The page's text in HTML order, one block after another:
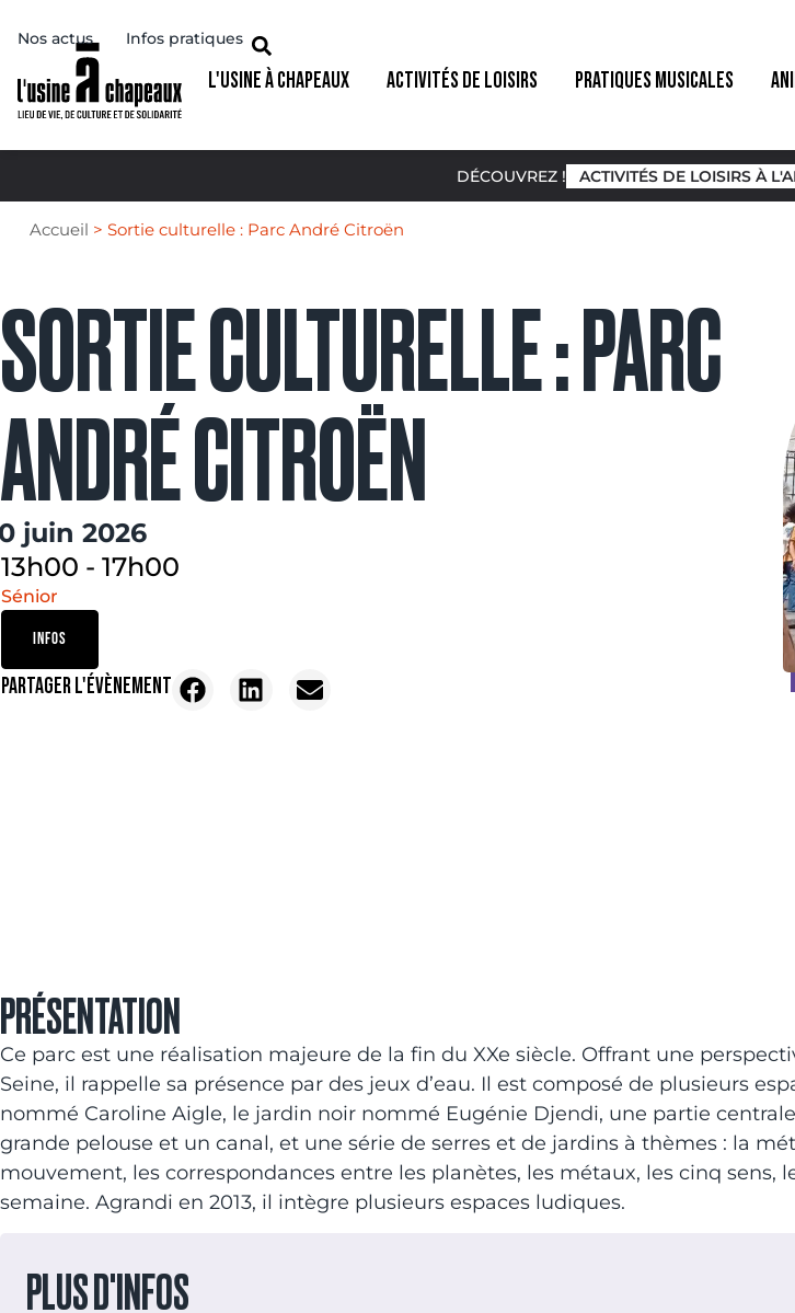
Nos actus Infos pratiques
L'USINE À CHAPEAUX ACTIVITÉS DE LOISIRS PRATIQUES MUSICALES
DÉCOUVREZ ! ACTIVITÉS DE LOISIRS À
Accueil > Sortie culturelle : Parc André Citroën
SORTIE CULTURELLE : PARC
ANDRÉ CITROËN
juin 2026
13h00 - 17h00
Sénior
INFOS
PARTAGER L'ÉVÈNEMENT
PRÉSENTATION
Ce parc est une réalisation majeure de la fin du XXe siècle. Offrant une
Seine, il rappelle sa présence par des jeux d’eau. Il est composé de plusieurs
nommé Caroline Aigle, le jardin noir nommé Eugénie Djendi, une partie
grande pelouse et un canal, et une série de serres et de jardins à thèmes : la
mouvement, les correspondances entre les planètes, les métaux, les cinq sens,
semaine. Agrandi en 2013, il intègre plusieurs espaces ludiques.
PLUS D'INFOS